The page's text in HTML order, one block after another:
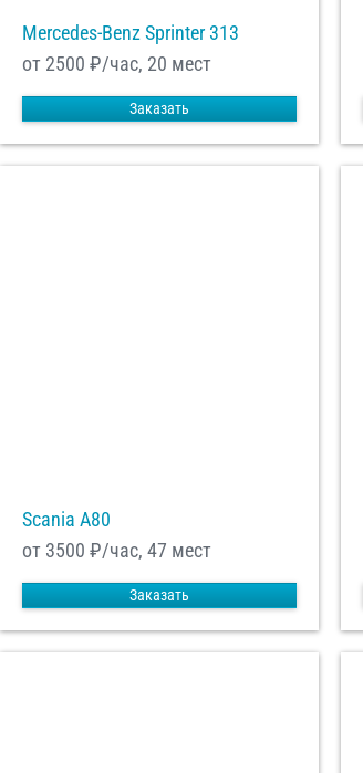
Mercedes-Benz Sprinter 313
от 2500 ₽/час, 20 мест
Заказать
Scania A80
от 3500 ₽/час, 47 мест
Заказать